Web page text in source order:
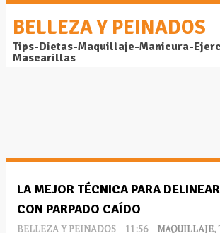
BELLEZA Y PEINADOS
Tips-Dietas-Maquillaje-Manicura-
Mascarillas
LA MEJOR TÉCNICA PARA
CON PARPADO CAÍDO
BELLEZA Y PEINADOS 11:56 MAQUILLAJE,